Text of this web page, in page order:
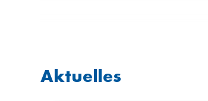
Aktuelles